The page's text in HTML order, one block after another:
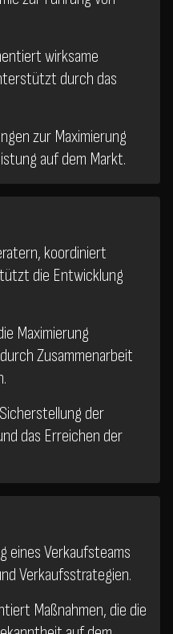
wirksame
durch das
zur Maximierung
auf dem Markt.
koordiniert
die Entwicklung
Maximierung
Zusammenarbeit
der
das Erreichen der
eines Verkaufsteams
Verkaufsstrategien.
Maßnahmen, die die